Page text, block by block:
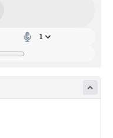
Orçamentárias -